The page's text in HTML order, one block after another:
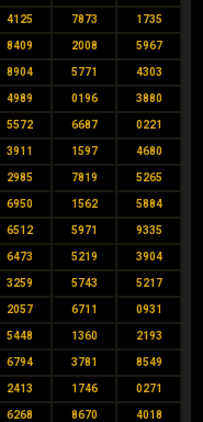
4125 7873 1735
8409 2008 5967
8904 5771 4303
4989 0196 3880
5572 6687 0221
3911 1597 4680
2985 7819 5265
6950 1562 5884
6512 5971 9335
6473 5219 3904
3259 5743 5217
2057 6711 0931
5448 1360 2193
6794 3781 8549
2413 1746 0271
6268 8670 4018